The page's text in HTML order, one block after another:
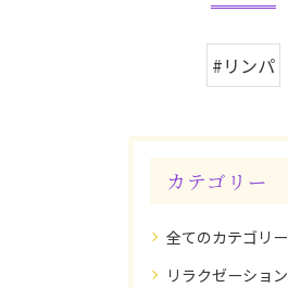
#リンパ
カテゴリー
全てのカテゴリー
リラクゼーション